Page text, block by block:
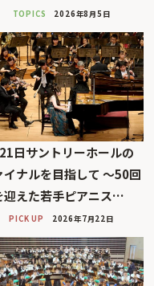
TOPICS 2026年8月5日
日サントリーホールの
イナルを目指して 〜50回
迎えた若手ピアニス…
PICK UP 2026年7月22日